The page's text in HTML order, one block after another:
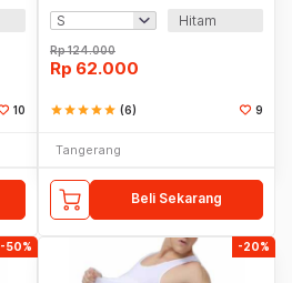
10
Hitam
Rp124.000
Rp 62.000
starstarstarstarstar (6) 9
Tangerang
Beli Sekarang
-50% -20%